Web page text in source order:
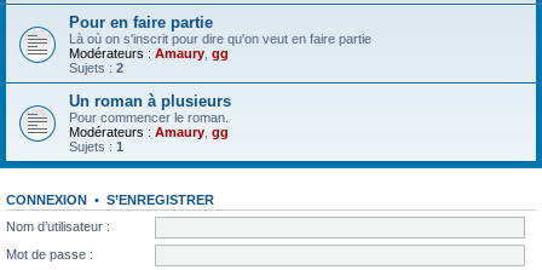
Pour en faire partie
Là où on s'inscrit pour dire qu'on veut en faire partie
Modérateurs : Amaury gg
Sujets : 2
Un roman à plusieurs
Pour commencer le roman.
Modérateurs : Amaury gg
Sujets : 1
CONNEXION • S’ENREGISTRER
Nom d’utilisateur :
Mot de passe :